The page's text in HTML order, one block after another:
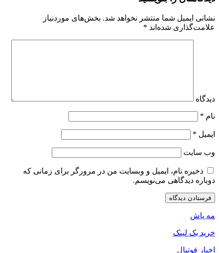
نشانی ایمیل شما منتشر نخواهد شد. بخش‌های موردنیاز
علامت‌گذاری شده‌اند *
دیدگاه
نام *
ایمیل *
وب‌ سایت
ذخیره نام، ایمیل و وبسایت من در مرورگر برای زمانی که
دوباره دیدگاهی می‌نویسم.
مه پاش
خرید بک لینک
اخبار فوتبال